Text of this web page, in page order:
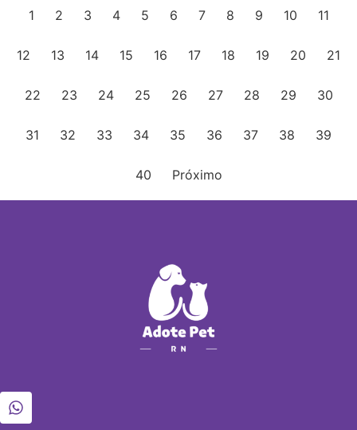
1 2 3 4 5 6 7 8 9 10 11
12 13 14 15 16 17 18 19 20 21
22 23 24 25 26 27 28 29 30
31 32 33 34 35 36 37 38 39
40 Próximo